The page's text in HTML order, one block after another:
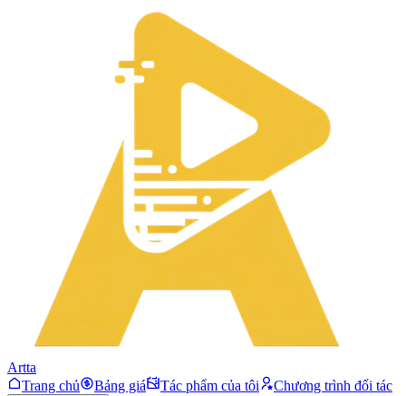
Artta
Trang chủ
Bảng giá Tác phẩm của tôi Chương trình đối tác